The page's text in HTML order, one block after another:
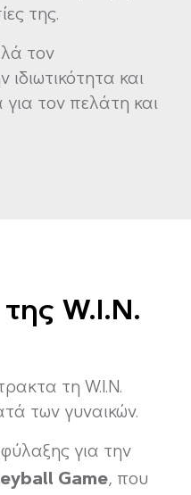
της.
τον
και
τον πελάτη και
W.I.N.
τη W.I.N.
των γυναικών.
για την
Game, που